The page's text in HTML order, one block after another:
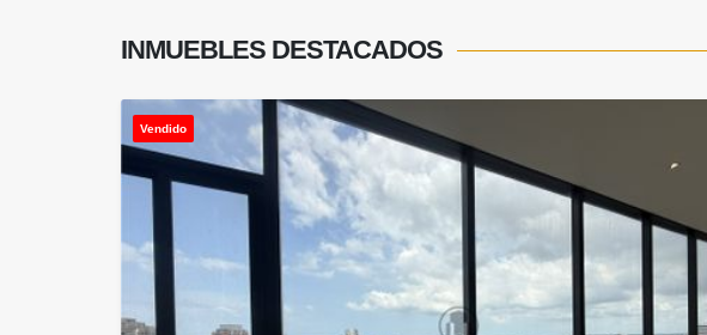
INMUEBLES DESTACADOS
Vendido